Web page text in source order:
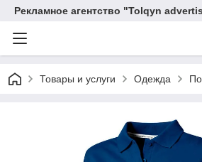
Рекламное агентство "Tolqyn
Товары и услуги Одежда